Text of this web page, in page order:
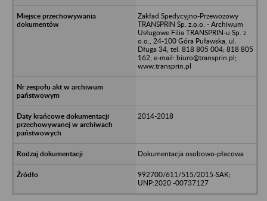
Zakład Spedycyjno-Przewozowy
TRANSPRIN Sp. z.o.o. - Archiwum
Usługowe Filia TRANSPRIN-u Sp. z
o.o., 24-100 Góra Puławska, ul.
Długa 34, tel. 818 805 004; 818 805
162, e-mail: biuro@transprin.pl;
www.transprin.pl
2014-2018
Dokumentacja osobowo-płacowa
992700/611/515/2015-SAK;
UNP:2020 -00737127